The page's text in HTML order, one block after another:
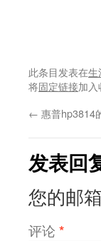
此条目发表在生
将固定链接加入
← 惠普hp3814
发表回
您的邮
评论 *